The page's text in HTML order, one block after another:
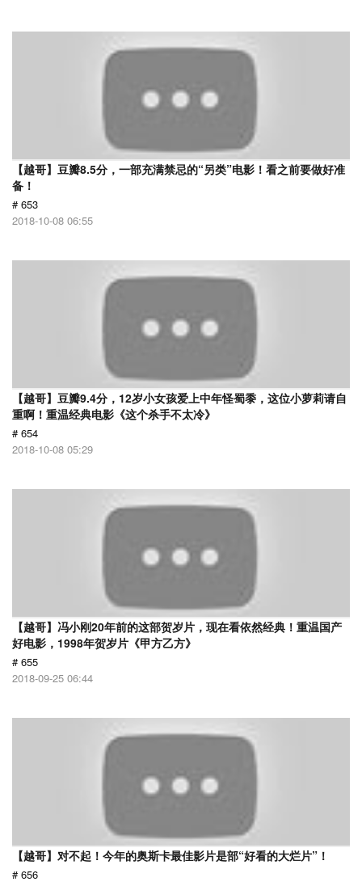
【越哥】豆瓣8.5分，一部充满禁忌的“另类”电影！看之前要做好准
备！
# 653
2018-10-08 06:55
【越哥】豆瓣9.4分，12岁小女孩爱上中年怪蜀黍，这位小萝莉请自
重啊！重温经典电影《这个杀手不太冷》
# 654
2018-10-08 05:29
【越哥】冯小刚20年前的这部贺岁片，现在看依然经典！重温国产
好电影，1998年贺岁片《甲方乙方》
# 655
2018-09-25 06:44
【越哥】对不起！今年的奥斯卡最佳影片是部“好看的大烂片”！
# 656